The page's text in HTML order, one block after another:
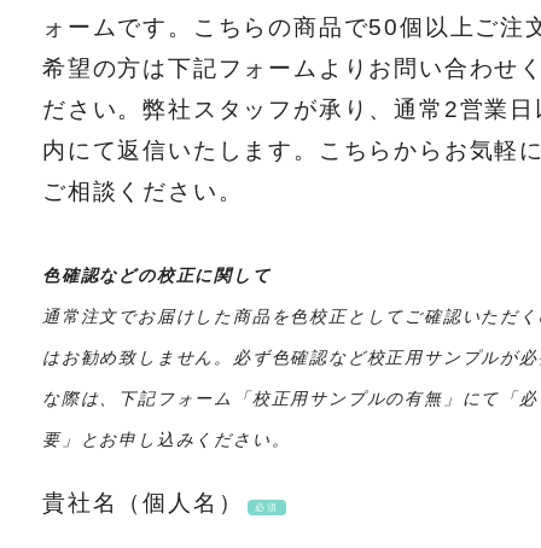
ォームです。こちらの商品で50個以上ご注
希望の方は下記フォームよりお問い合わせ
ださい。弊社スタッフが承り、通常2営業日
内にて返信いたします。こちらからお気軽
ご相談ください。
色確認などの校正に関して
通常注文でお届けした商品を色校正としてご確認いただ
はお勧め致しません。必ず色確認など校正用サンプルが
な際は、下記フォーム「校正用サンプルの有無」にて「必
要」とお申し込みください。
貴社名（個人名） 必須